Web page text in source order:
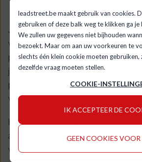
leadstreet.be maakt gebruik van cookies.
gebruiken of deze balk weg te klikken ga
We zullen uw gegevens niet bijhouden
bezoekt. Maar om aan uw voorkeuren te
slechts één klein cookie moeten
dezelfde vraag moeten stellen.
COOKIE-
IK ACCEPTEER DE
GEEN COOKIES VOOR
Je kan verschillende chat boxen
verschillende pagina's. Zo kan je
pagina een andere boodschap
jou helpen bij het kiezen van het
programma?") dan op je
vraag aan een van onze
HubSpot (
)
aan dat het
in 2018 een chatbox
van de gratis CRM: